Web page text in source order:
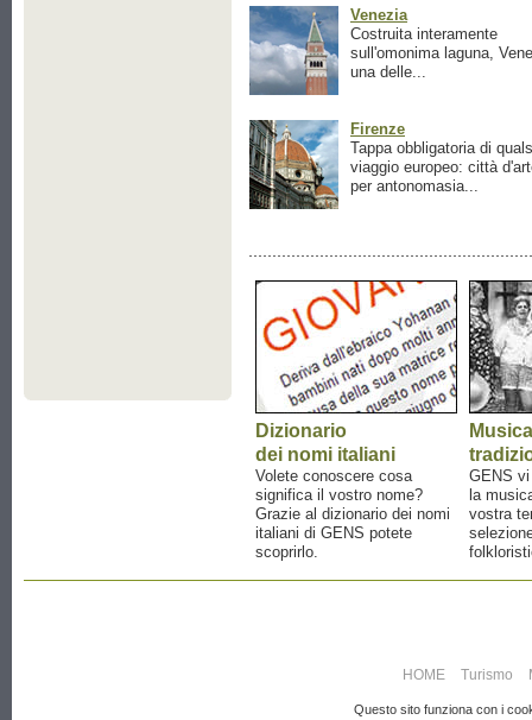
Venezia
Costruita interamente
sull'omonima laguna,
una delle...
Firenze
Tappa obbligatoria di
viaggio europeo: città
per antonomasia...
Dizionario
dei nomi italiani
Volete conoscere cosa
significa il vostro nome?
Grazie al dizionario dei nomi
italiani di GENS potete
scoprirlo.
Musica
GENS
la
vostra
HOME Turismo
Questo sito funziona con i